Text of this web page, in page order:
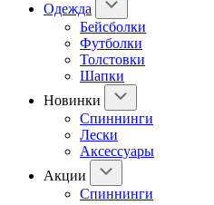
Одежда
Бейсболки
Футболки
Толстовки
Шапки
Новинки
Спиннинги
Лески
Аксессуары
Акции
Спиннинги